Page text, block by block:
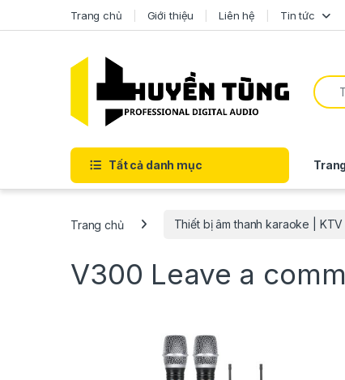
Trang chủ Giới thiệu Liên hệ Tin tức
Tất cả danh mục
Trang chủ Thiết bị âm thanh karaoke | KTV
V300 Leave a